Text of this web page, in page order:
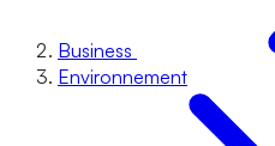
Business
Environnement